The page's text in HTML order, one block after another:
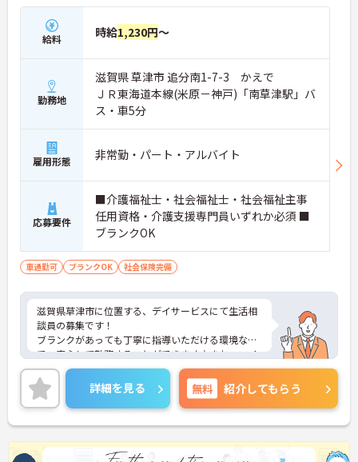
給料 時給1,230円～
勤務地
滋賀県 草津市 追分南1-7-3 かえで
ＪＲ東海道本線(米原－神戸)「南草津駅」バ
ス・車5分
雇用形態 非常勤・パート・アルバイト
応募要件
■介護福祉士・社会福祉士・社会福祉主事
任用資格・介護支援専門員いずれか必須 ■
ブランクOK
車通勤可 ブランクOK 社会保険完備
滋賀県草津市に位置する、デイサービスにて生活相
談員の募集です！
ブランクがあっても丁寧に指導いただける環境なの
で、安心して勤務することができます♪また、マイ
カー通勤可能なので通勤らくらくです◎
ご興味のある方には、面接対策ポイントなど、さら
に詳細をお話しいたしますのでお気軽にご相談くだ
さい！
詳細を見る 無料 紹介してもらう